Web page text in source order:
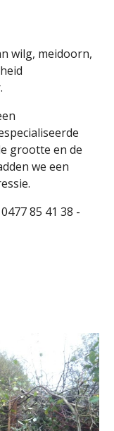
wilg, meidoorn,
grootte en de
we een
85 41 38 -